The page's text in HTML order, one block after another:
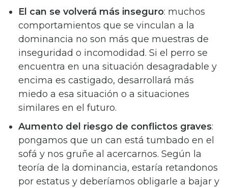
El can se volverá más inseguro: muchos
comportamientos que se vinculan a la
dominancia no son más que muestras de
inseguridad o incomodidad. Si el perro se
encuentra en una situación desagradable y
encima es castigado, desarrollará más
miedo a esa situación o a situaciones
similares en el futuro.
Aumento del riesgo de conflictos graves:
pongamos que un can está tumbado en el
sofá y nos gruñe al acercarnos. Según la
teoría de la dominancia, estaría retandonos
por estatus y deberíamos obligarle a bajar y